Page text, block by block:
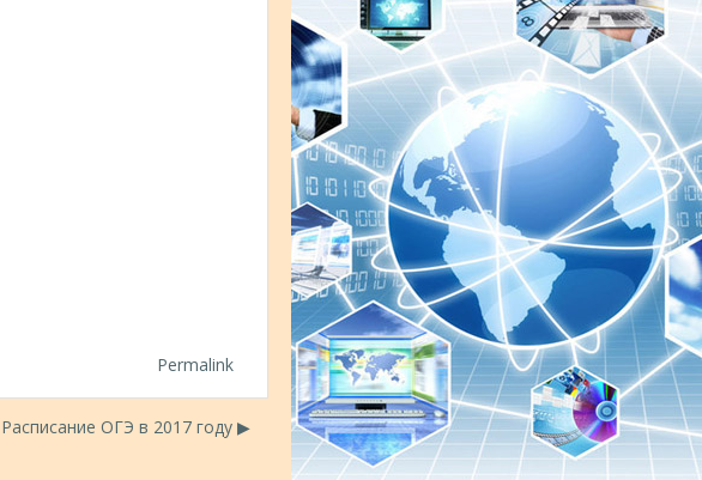
Permalink
Расписание ОГЭ в 2017 году ▶︎